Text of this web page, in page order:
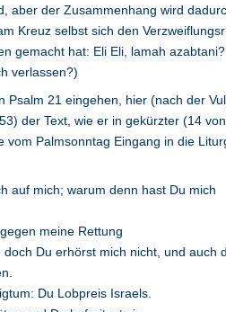
aber der Zusammenhang wird
Kreuz selbst sich den
gemacht hat: Eli Eli, lamah
verlassen?)
Psalm 21 eingehen, hier (nach der
der Text, wie er in gekürzter (14
vom Palmsonntag Eingang in die
auf mich; warum denn hast Du mich
meine Rettung
Du erhörst mich nicht, und auch
Du Lobpreis Israels.